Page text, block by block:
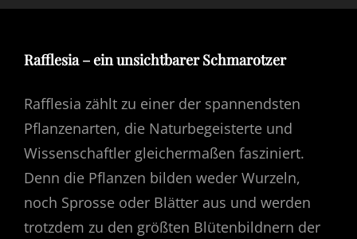
Rafflesia – ein unsichtbarer Schmarotzer
Rafflesia zählt zu einer der spannendsten
Pflanzenarten, die Naturbegeisterte und
Wissenschaftler gleichermaßen fasziniert.
Denn die Pflanzen bilden weder Wurzeln,
noch Sprosse oder Blätter aus und werden
trotzdem zu den größten Blütenbildnern der